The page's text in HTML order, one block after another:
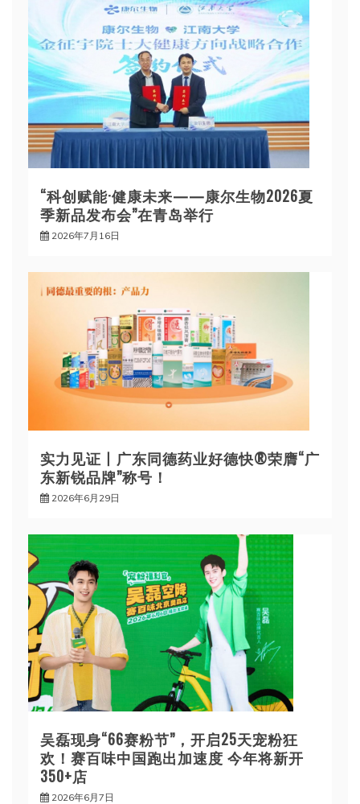
“科创赋能·健康未来——康尔生物2026夏
季新品发布会”在青岛举行
2026年7月16日
实力见证丨广东同德药业好德快®荣膺“广
东新锐品牌”称号！
2026年6月29日
吴磊现身“66赛粉节”，开启25天宠粉狂
欢！赛百味中国跑出加速度 今年将新开
350+店
2026年6月7日